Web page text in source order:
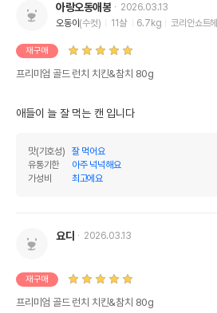
조단백질 14%
조지방
조회분
탄수화물
아랑오동애봉
2026.03.13
오동이 (수컷) 11살 6.7kg 코리안쇼트
재구매
프리미엄 골드 런치 치킨&참치 80g
애들이 늘 잘 먹는 캔 입니다
맛(기호성)
잘 먹어요
유통기한
아주 넉넉해요
가성비
최고에요
요다 2026.03.13
재구매
프리미엄 골드 런치 치킨&참치 80g